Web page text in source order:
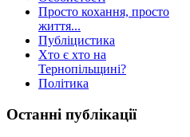
Просто кохання, просто
життя...
Публіцистика
Хто є хто на
Тернопільщині?
Політика
Останні публікації